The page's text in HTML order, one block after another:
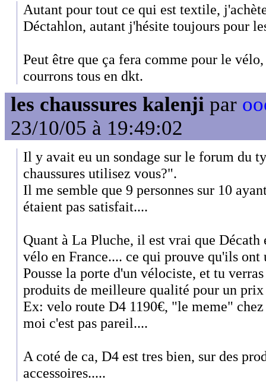
Autant pour tout ce qui est textile,
Déctahlon, autant j'hésite toujours pour
Peut être que ça fera comme pour le vélo,
courrons tous en dkt.
les chaussures kalenji par
23/10/05 à 19:49:02
Il y avait eu un sondage sur le forum du
chaussures utilisez vous?".
Il me semble que 9 personnes sur 10
étaient pas satisfait....
Quant à La Pluche, il est vrai que Décath
vélo en France.... ce qui prouve qu'ils
Pousse la porte d'un vélociste, et tu
produits de meilleure qualité pour un
Ex: velo route D4 1190€, "le meme"
moi c'est pas pareil....
A coté de ca, D4 est tres bien, sur des
accessoires.....